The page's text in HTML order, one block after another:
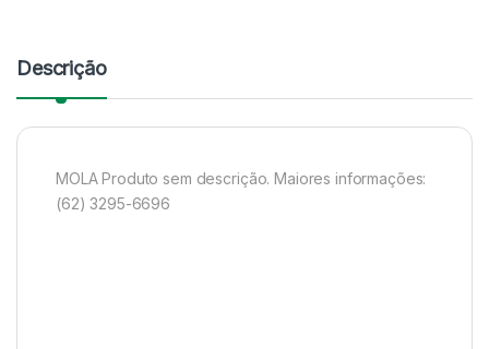
Descrição
MOLA Produto sem descrição. Maiores informações:
(62) 3295-6696